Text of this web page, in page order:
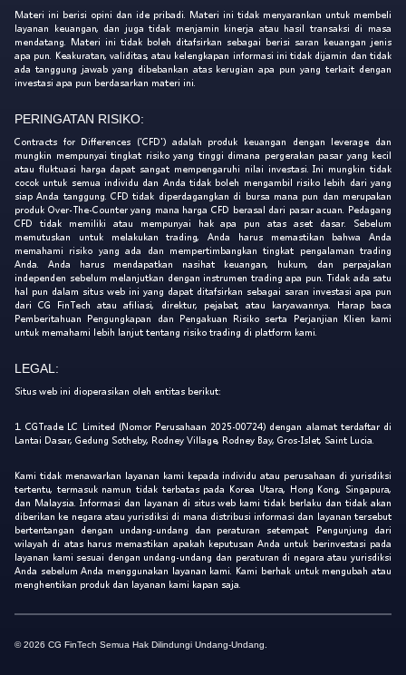
Materi ini berisi opini dan ide pribadi. Materi ini tidak menyarankan untuk membeli
layanan keuangan, dan juga tidak menjamin kinerja atau hasil transaksi di masa
mendatang. Materi ini tidak boleh ditafsirkan sebagai berisi saran keuangan jenis
apa pun. Keakuratan, validitas, atau kelengkapan informasi ini tidak dijamin dan tidak
ada tanggung jawab yang dibebankan atas kerugian apa pun yang terkait dengan
investasi apa pun berdasarkan materi ini.
PERINGATAN RISIKO:
Contracts for Differences ('CFD') adalah produk keuangan dengan leverage dan
mungkin mempunyai tingkat risiko yang tinggi dimana pergerakan pasar yang kecil
atau fluktuasi harga dapat sangat mempengaruhi nilai investasi. Ini mungkin tidak
cocok untuk semua individu dan Anda tidak boleh mengambil risiko lebih dari yang
siap Anda tanggung. CFD tidak diperdagangkan di bursa mana pun dan merupakan
produk Over-The-Counter yang mana harga CFD berasal dari pasar acuan. Pedagang
CFD tidak memiliki atau mempunyai hak apa pun atas aset dasar. Sebelum
memutuskan untuk melakukan trading, Anda harus memastikan bahwa Anda
memahami risiko yang ada dan mempertimbangkan tingkat pengalaman trading
Anda. Anda harus mendapatkan nasihat keuangan, hukum, dan perpajakan
independen sebelum melanjutkan dengan instrumen trading apa pun. Tidak ada satu
hal pun dalam situs web ini yang dapat ditafsirkan sebagai saran investasi apa pun
dari CG FinTech atau afiliasi, direktur, pejabat, atau karyawannya. Harap baca
Pemberitahuan Pengungkapan dan Pengakuan Risiko serta Perjanjian Klien kami
untuk memahami lebih lanjut tentang risiko trading di platform kami.
LEGAL:
Situs web ini dioperasikan oleh entitas berikut:
1. CGTrade LC Limited (Nomor Perusahaan 2025-00724) dengan alamat terdaftar di
Lantai Dasar, Gedung Sotheby, Rodney Village, Rodney Bay, Gros-Islet, Saint Lucia.
Kami tidak menawarkan layanan kami kepada individu atau perusahaan di yurisdiksi
tertentu, termasuk namun tidak terbatas pada Korea Utara, Hong Kong, Singapura,
dan Malaysia. Informasi dan layanan di situs web kami tidak berlaku dan tidak akan
diberikan ke negara atau yurisdiksi di mana distribusi informasi dan layanan tersebut
bertentangan dengan undang-undang dan peraturan setempat. Pengunjung dari
wilayah di atas harus memastikan apakah keputusan Anda untuk berinvestasi pada
layanan kami sesuai dengan undang-undang dan peraturan di negara atau yurisdiksi
Anda sebelum Anda menggunakan layanan kami. Kami berhak untuk mengubah atau
menghentikan produk dan layanan kami kapan saja.
© 2026 CG FinTech Semua Hak Dilindungi Undang-Undang.